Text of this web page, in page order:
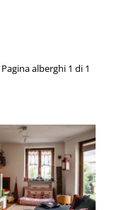
Pagina alberghi 1 di 1